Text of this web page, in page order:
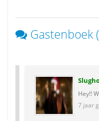
Gastenboek
Hey!!
7 jaar